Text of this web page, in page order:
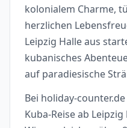
kolonialem Charme,
herzlichen
Leipzig Halle aus
kubanisches
auf paradiesische
Bei holiday-
Kuba-Reise ab